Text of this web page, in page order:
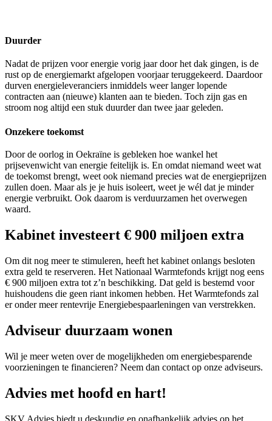
Duurder
Nadat de prijzen voor energie vorig jaar door het dak gingen, is de
rust op de energiemarkt afgelopen voorjaar teruggekeerd. Daardoor
durven energieleveranciers inmiddels weer langer lopende
contracten aan (nieuwe) klanten aan te bieden. Toch zijn gas en
stroom nog altijd een stuk duurder dan twee jaar geleden.
Onzekere toekomst
Door de oorlog in Oekraïne is gebleken hoe wankel het
prijsevenwicht van energie feitelijk is. En omdat niemand weet wat
de toekomst brengt, weet ook niemand precies wat de energieprijzen
zullen doen. Maar als je je huis isoleert, weet je wél dat je minder
energie verbruikt. Ook daarom is verduurzamen het overwegen
waard.
Kabinet investeert € 900 miljoen extra
Om dit nog meer te stimuleren, heeft het kabinet onlangs besloten
extra geld te reserveren. Het Nationaal Warmtefonds krijgt nog eens
€ 900 miljoen extra tot z’n beschikking. Dat geld is bestemd voor
huishoudens die geen riant inkomen hebben. Het Warmtefonds zal
er onder meer rentevrije Energiebespaarleningen van verstrekken.
Adviseur duurzaam wonen
Wil je meer weten over de mogelijkheden om energiebesparende
voorzieningen te financieren? Neem dan contact op onze adviseurs.
Advies met hoofd en hart!
SKV Advies biedt u deskundig en onafhankelijk advies op het